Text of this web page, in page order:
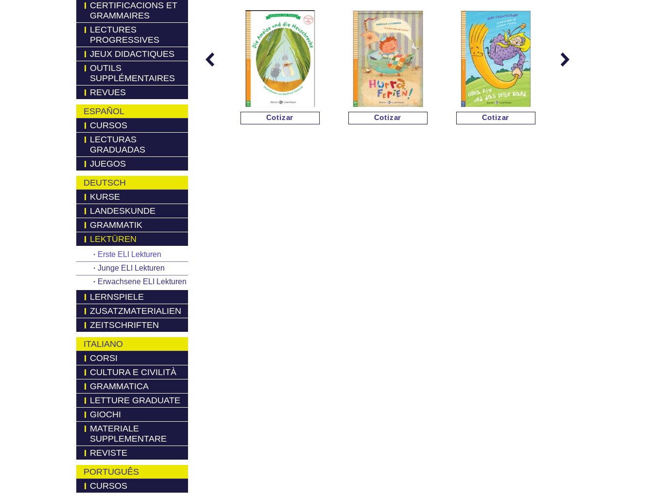
CERTIFICACIONS ET
GRAMMAIRES
LECTURES
PROGRESSIVES
JEUX DIDACTIQUES
OUTILS
SUPPLÉMENTAIRES
REVUES
ESPAÑOL
CURSOS
LECTURAS
GRADUADAS
JUEGOS
DEUTSCH
KURSE
LANDESKUNDE
GRAMMATIK
LEKTÜREN
· Erste ELI Lekturen
· Junge ELI Lekturen
· Erwachsene ELI Lekturen
LERNSPIELE
ZUSATZMATERIALIEN
ZEITSCHRIFTEN
ITALIANO
CORSI
CULTURA E CIVILITÀ
GRAMMATICA
LETTURE GRADUATE
GIOCHI
MATERIALE
SUPPLEMENTARE
REVISTE
PORTUGUÊS
CURSOS
Cotizar Cotizar Cotizar